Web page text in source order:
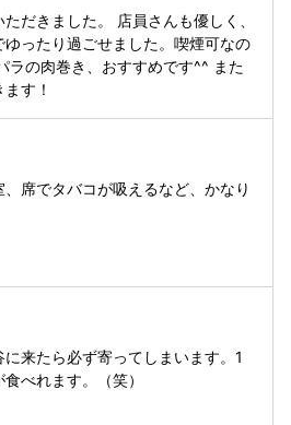
だきました。 店員さんも優しく、
ったり過ごせました。喫煙可なの
肉巻き、おすすめです^^ また
す！
席でタバコが吸えるなど、かなり
来たら必ず寄ってしまいます。1
べれます。（笑）